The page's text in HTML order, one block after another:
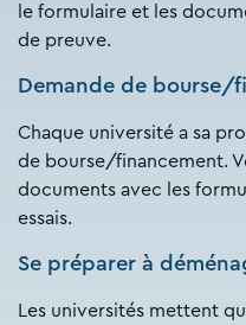
le formulaire et les
de preuve.
Demande de bourse/
Chaque université a sa
de bourse/financement.
documents avec les
essais.
Se préparer à
Les universités mettent